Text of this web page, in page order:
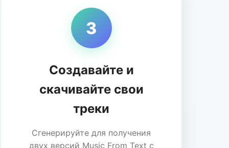
3
Создавайте и
скачивайте свои
треки
Сгенерируйте для получения
двух версий Music From Text с